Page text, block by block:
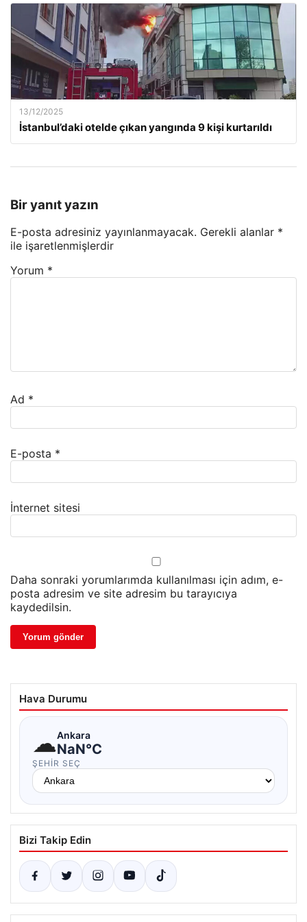
13/12/2025
İstanbul’daki otelde çıkan yangında 9 kişi kurtarıldı
Bir yanıt yazın
E-posta adresiniz yayınlanmayacak. Gerekli alanlar *
ile işaretlenmişlerdir
Yorum *
Ad *
E-posta *
İnternet sitesi
Daha sonraki yorumlarımda kullanılması için adım, e-
posta adresim ve site adresim bu tarayıcıya
kaydedilsin.
Hava Durumu
☁Ankara
NaN°C
ŞEHIR SEÇ
Bizi Takip Edin